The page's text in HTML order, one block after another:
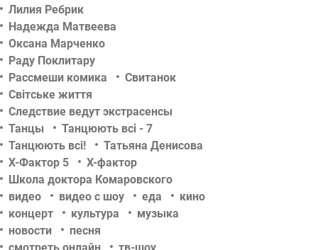
Лилия Ребрик
Надежда Матвеева
Оксана Марченко
Раду Поклитару
Рассмеши комика
Свитанок
Світське життя
Следствие ведут экстрасенсы
Танцы
Танцюють всі - 7
Танцюють всі!
Татьяна Денисова
Х-Фактор 5
Х-фактор
Школа доктора Комаровского
видео
видео с шоу еда
кино
концерт
культура
музыка
новости
песня